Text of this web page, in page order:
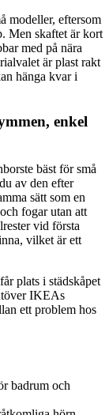
modeller, eftersom
Men skaftet är kort
med på nära
är plast rakt
hänga kvar i
enkel
bäst för små
av den efter
sätt som en
fogar utan att
vid första
vilket är ett
plats i städskåpet
IKEAs
ett problem hos
badrum och